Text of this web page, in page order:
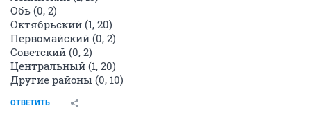
Обь (0, 2)
Октябрьский (1, 20)
Первомайский (0, 2)
Советский (0, 2)
Центральный (1, 20)
Другие районы (0, 10)
ОТВЕТИТЬ